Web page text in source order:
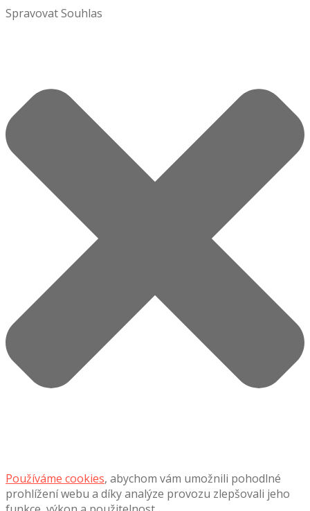
Spravovat Souhlas
Používáme cookies, abychom vám umožnili pohodlné
prohlížení webu a díky analýze provozu zlepšovali jeho